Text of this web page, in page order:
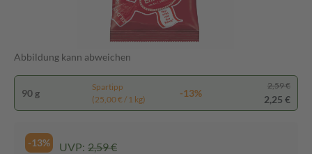
Abbildung kann abweichen
90 g
Spartipp
(25,00 € / 1 kg)
-13%
2,59 €
2,25 €
-13% UVP: 2,59 €